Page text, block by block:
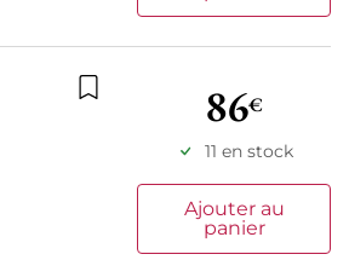
Ajouter à la liste de
86€
11 en stock
Ajouter au
panier